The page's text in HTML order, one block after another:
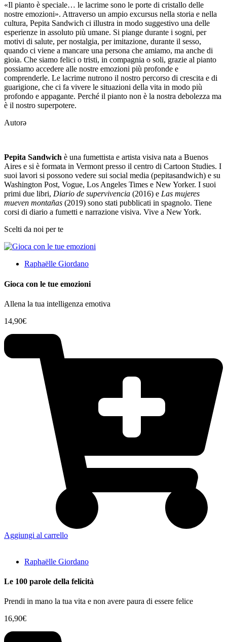
«Il pianto è speciale… le lacrime sono le porte di cristallo delle
nostre emozioni». Attraverso un ampio excursus nella storia e nella
cultura, Pepita Sandwich ci illustra in modo suggestivo una delle
esperienze in assoluto più umane. Si piange durante i sogni, per
motivi di salute, per nostalgia, per imitazione, durante il sesso,
quando ci viene a mancare una persona che amiamo, ma anche di
gioia. Che siamo felici o tristi, in compagnia o soli, grazie al pianto
possiamo accedere alle nostre emozioni più profonde e
comprenderle. Le lacrime nutrono il nostro percorso di crescita e di
guarigione, che ci fa vivere le situazioni della vita in modo più
profondo e appagante. Perché il pianto non è la nostra debolezza ma
è il nostro superpotere.
Autorə
Pepita Sandwich è una fumettista e artista visiva nata a Buenos
Aires e si è formata in Vermont presso il centro di Cartoon Studies. I
suoi lavori si possono vedere sui social media (pepitasandwich) e su
Washington Post, Vogue, Los Angeles Times e New Yorker. I suoi
primi due libri, Diario de supervivencia (2016) e Las mujeres
mueven montañas (2019) sono stati pubblicati in spagnolo. Tiene
corsi di diario a fumetti e narrazione visiva. Vive a New York.
Scelti da noi per te
Raphaëlle Giordano
Gioca con le tue emozioni
Allena la tua intelligenza emotiva
14,90€
Aggiungi al carrello
Raphaëlle Giordano
Le 100 parole della felicità
Prendi in mano la tua vita e non avere paura di essere felice
16,90€